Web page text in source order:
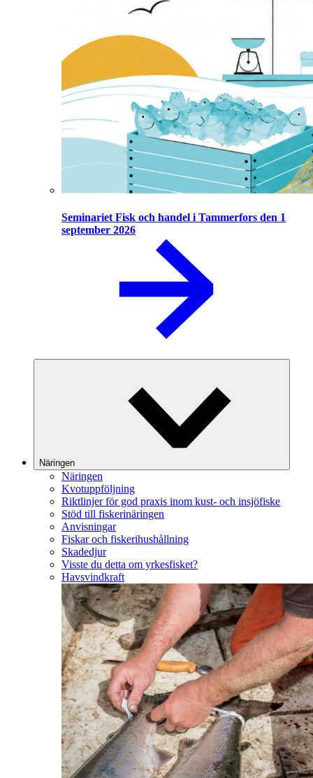
Seminariet Fisk och handel i Tammerfors den 1
september 2026
Näringen
Näringen
Kvotuppföljning
Riktlinjer för god praxis inom kust- och insjöfiske
Stöd till fiskerinäringen
Anvisningar
Fiskar och fiskerihushållning
Skadedjur
Visste du detta om yrkesfisket?
Havsvindkraft